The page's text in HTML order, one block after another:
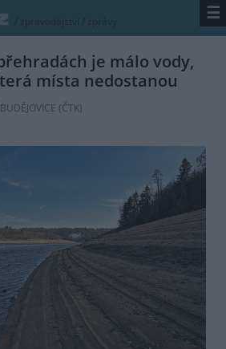
/ zpravodajství / zprávy ☰
je málo vody,
místa nedostanou
(ČTK)